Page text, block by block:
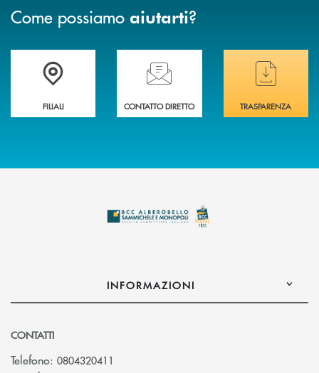
Come possiamo aiutarti?
Trova la filiale più vicina a te
FILIALI
Hai bisogno di assistenza immediata ?
CONTATTO DIRETTO
Hai bisogno di
TRASPARENZA
INFORMAZIONI
CONTATTI
Telefono: 0804320411